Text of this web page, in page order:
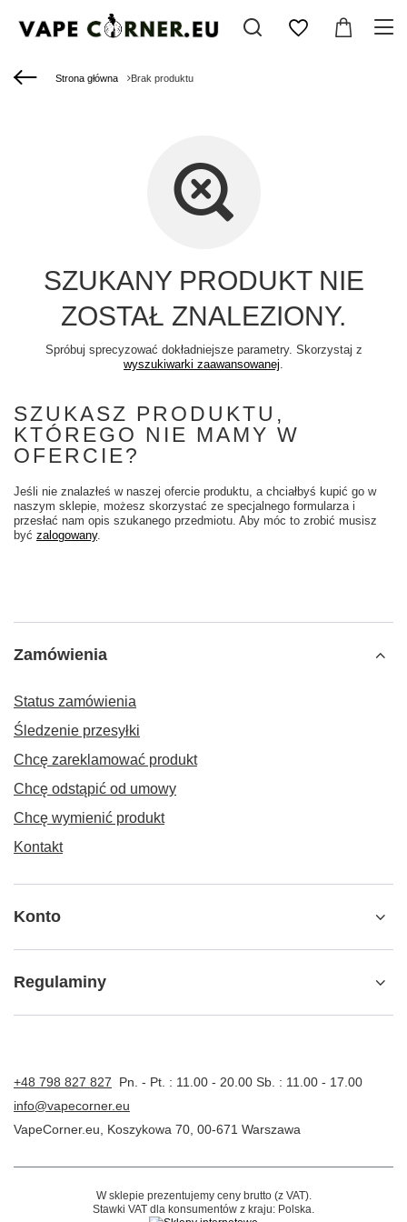
Strona główna Brak produktu
SZUKANY PRODUKT NIE
ZOSTAŁ ZNALEZIONY.
Spróbuj sprecyzować dokładniejsze parametry. Skorzystaj z
wyszukiwarki zaawansowanej.
SZUKASZ PRODUKTU,
KTÓREGO NIE MAMY W
OFERCIE?
Jeśli nie znalazłeś w naszej ofercie produktu, a chciałbyś kupić go w
naszym sklepie, możesz skorzystać ze specjalnego formularza i
przesłać nam opis szukanego przedmiotu. Aby móc to zrobić musisz
być zalogowany.
Zamówienia
Status zamówienia
Śledzenie przesyłki
Chcę zareklamować produkt
Chcę odstąpić od umowy
Chcę wymienić produkt
Kontakt
Konto
Regulaminy
+48 798 827 827
Pn. - Pt. : 11.00 - 20.00 Sb. : 11.00 - 17.00
info@vapecorner.eu
VapeCorner.eu
Koszykowa 70 00-671 Warszawa
W sklepie prezentujemy ceny brutto (z VAT).
Stawki VAT dla konsumentów z kraju: Polska.